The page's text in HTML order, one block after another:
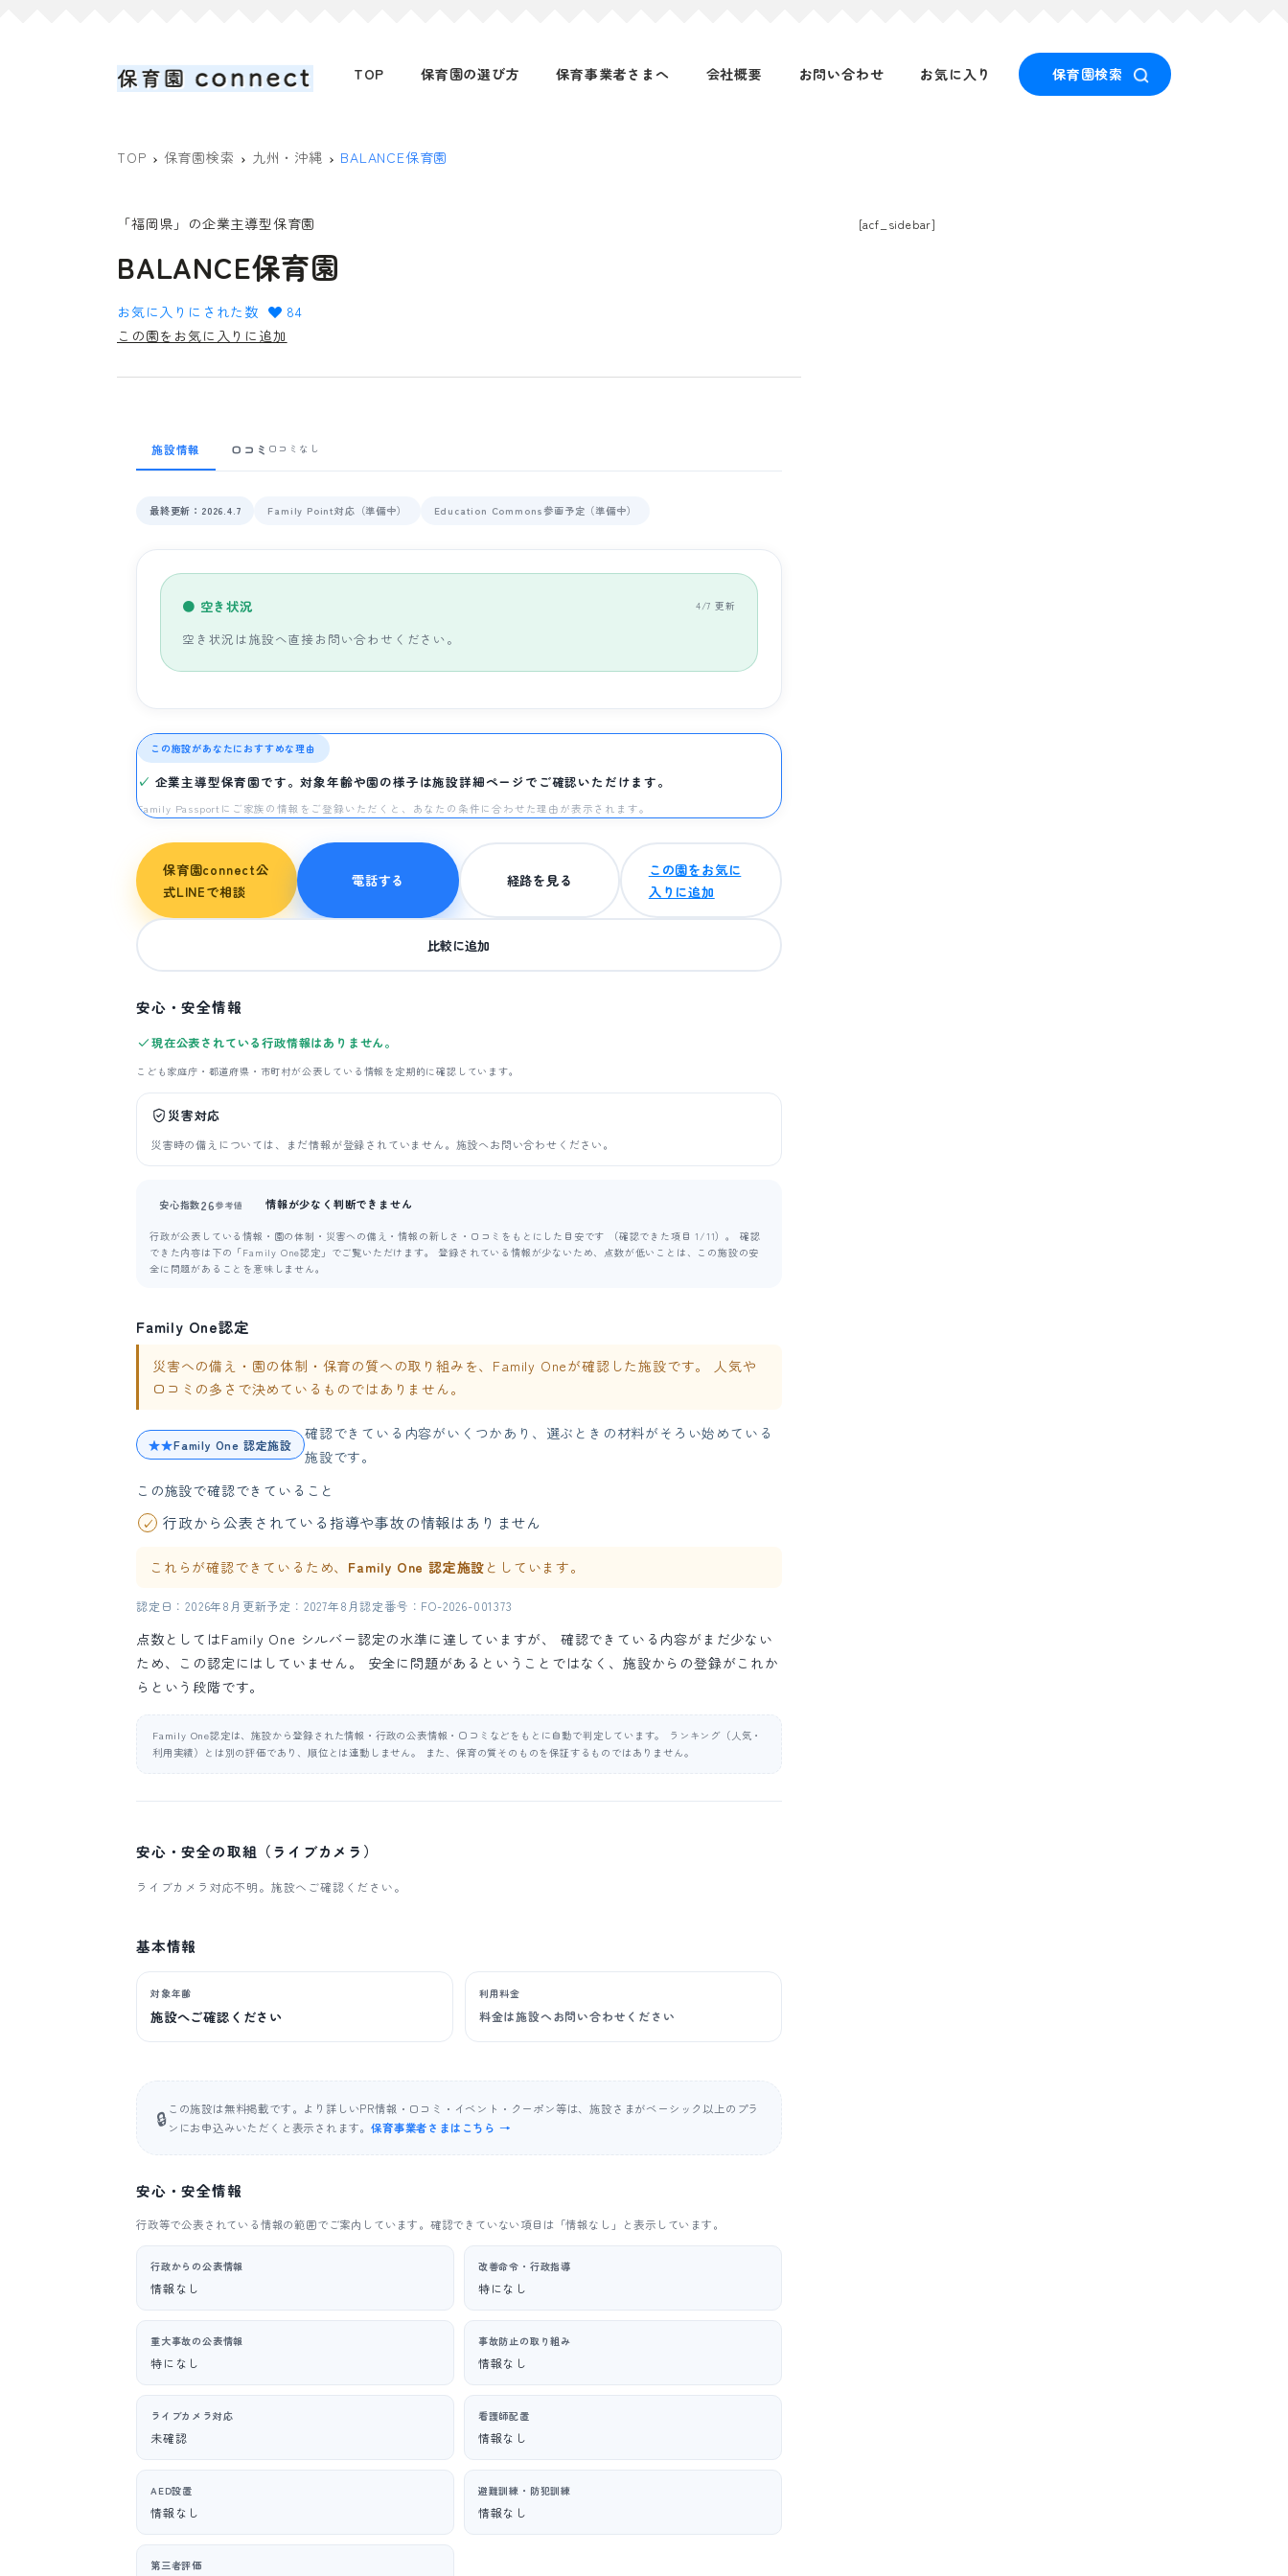
TOP 保育園の選び方 保育事業者さまへ 会社概要 お問い合わせ お気に入り 保育園検索
TOP 保育園検索 九州・沖縄 BALANCE保育園
「福岡県」の企業主導型保育園
BALANCE保育園
お気に入りにされた数
84
この園をお気に入りに追加
施設情報 口コミ 口コミなし
最終更新：2026.4.7 Family Point対応（準備中） Education Commons参画予定（準備中）
● 空き状況 4/7 更新
空き状況は施設へ直接お問い合わせください。
この施設があなたにおすすめな理由
企業主導型保育園です。対象年齢や園の様子は施設詳細ページでご確認いただけます。
Family Passportにご家族の情報をご登録いただくと、あなたの条件に合わせた理由が表示されます。
保育園connect公
式LINEで相談
電話する 経路を見る
この園をお気に
入りに追加
比較に追加
安心・安全情報
現在公表されている行政情報はありません。
こども家庭庁・都道府県・市町村が公表している情報を定期的に確認しています。
災害対応
災害時の備えについては、まだ情報が登録されていません。施設へお問い合わせください。
安心指数26参考値 情報が少なく判断できません
行政が公表している情報・園の体制・災害への備え・情報の新しさ・口コミをもとにした目安です （確認できた項目 1/11）。 確認
できた内容は下の「Family One認定」でご覧いただけます。 登録されている情報が少ないため、点数が低いことは、この施設の安
全に問題があることを意味しません。
Family One認定
災害への備え・園の体制・保育の質への取り組みを、Family Oneが確認した施設です。 人気や
口コミの多さで決めているものではありません。
★★Family One 認定施設
確認できている内容がいくつかあり、選ぶときの材料がそろい始めている
施設です。
この施設で確認できていること
行政から公表されている指導や事故の情報はありません
これらが確認できているため、 Family One 認定施設 としています。
認定日：2026年8月 更新予定：2027年8月認定番号：FO-2026-001373
点数としてはFamily One シルバー認定の水準に達していますが、 確認できている内容がまだ少ない
ため、この認定にはしていません。 安全に問題があるということではなく、施設からの登録がこれか
らという段階です。
Family One認定は、施設から登録された情報・行政の公表情報・口コミなどをもとに自動で判定しています。 ランキング（人気・
利用実績）とは別の評価であり、順位とは連動しません。 また、保育の質そのものを保証するものではありません。
安心・安全の取組（ライブカメラ）
ライブカメラ対応不明。施設へご確認ください。
基本情報
対象年齢
施設へご確認ください
利用料金
料金は施設へお問い合わせください
🔒この施設は無料掲載です。より詳しいPR情報・口コミ・イベント・クーポン等は、施設さまがベーシック以上のプラ
ンにお申込みいただくと表示されます。保育事業者さまはこちら →
安心・安全情報
行政等で公表されている情報の範囲でご案内しています。確認できていない項目は「情報なし」と表示しています。
行政からの公表情報
情報なし
改善命令・行政指導
特になし
重大事故の公表情報
特になし
事故防止の取り組み
情報なし
ライブカメラ対応
未確認
看護師配置
情報なし
AED設置
情報なし
避難訓練・防犯訓練
情報なし
第三者評価
[acf_sidebar]